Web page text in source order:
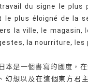
du signe le plus
le plus éloigné de la
la ville, le magasin,
la nourriture, les
本是一個書寫的國度，
幻想以及在這個東方君